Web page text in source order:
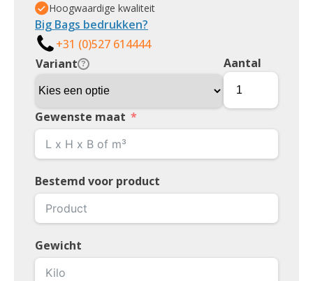
Hoogwaardige kwaliteit
Big Bags bedrukken?
+31 (0)527 614444
Variant ? Aantal
Gewenste maat
Bestemd voor product
Gewicht